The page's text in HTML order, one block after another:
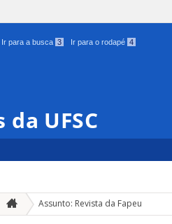
Ir para a busca 3 Ir para o rodapé 4
UFSC
Assunto: Revista da Fapeu